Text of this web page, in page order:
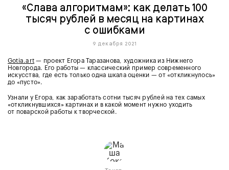
«Слава алгоритмам»: как делать 100
тысяч рублей в месяц на картинах
с ошибками
9 декабря 2021
Gotia.art — проект Егора Таразанова, художника из Нижнего
Новгорода. Его работы — классический пример современного
искусства, где есть только одна шкала оценки — от «откликнулось»
до «пусто».
Узнали у Егора, как заработать сотни тысяч рублей на тех самых
«откликнувшихся» картинах и в какой момент нужно уходить
от поварской работы к творческой.